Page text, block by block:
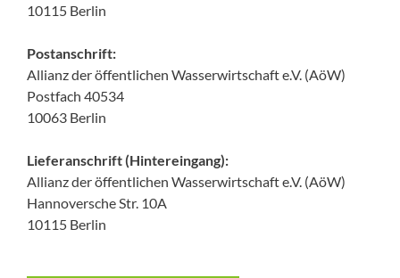
10115 Berlin
Postanschrift:
Allianz der öffentlichen Wasserwirtschaft e.V. (AöW)
Postfach 40534
10063 Berlin
Lieferanschrift (Hintereingang):
Allianz der öffentlichen Wasserwirtschaft e.V. (AöW)
Hannoversche Str. 10A
10115 Berlin